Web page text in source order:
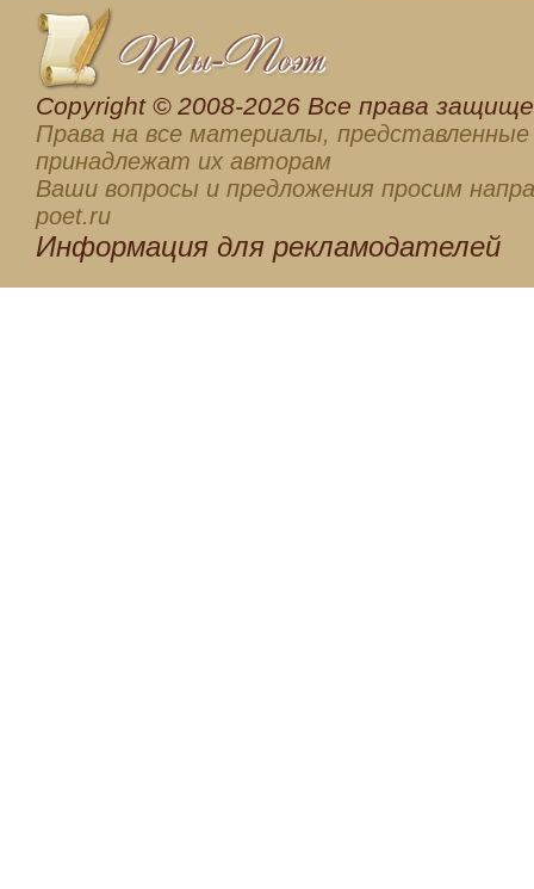
Сopyright © 2008-2026 Все права
Права на все материалы, представленные
принадлежат их авторам
Ваши вопросы и предложения просим
poet.ru
Информация для рекламодателей